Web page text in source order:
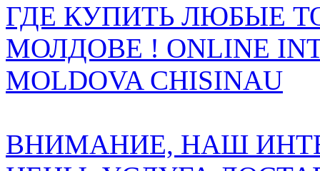
ГДЕ КУПИТЬ ЛЮБЫЕ
МОЛДОВЕ ! ONLINE
MOLDOVA CHISINAU
ВНИМАНИЕ, НАШ